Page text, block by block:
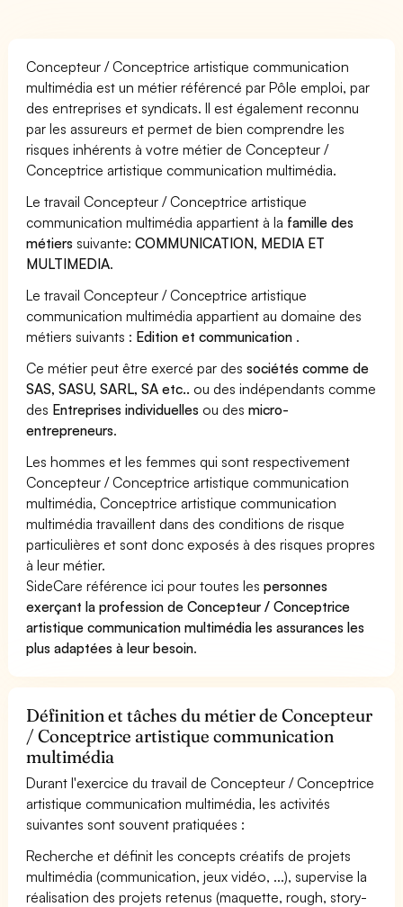
Concepteur / Conceptrice artistique communication
multimédia est un métier référencé par Pôle emploi, par
des entreprises et syndicats. Il est également reconnu
par les assureurs et permet de bien comprendre les
risques inhérents à votre métier de Concepteur /
Conceptrice artistique communication multimédia.
Le travail Concepteur / Conceptrice artistique
communication multimédia appartient à la famille des
métiers suivante:COMMUNICATION, MEDIA ET
MULTIMEDIA.
Le travail Concepteur / Conceptrice artistique
communication multimédia appartient au domaine des
métiers suivants : Edition et communication .
Ce métier peut être exercé par dessociétés comme de
SAS, SASU, SARL, SA etc.. ou des indépendants comme
des Entreprises individuelles ou desmicro-
entrepreneurs.
Les hommes et les femmes qui sont respectivement
Concepteur / Conceptrice artistique communication
multimédia, Conceptrice artistique communication
multimédia travaillent dans des conditions de risque
particulières et sont donc exposés à des risques propres
à leur métier.
SideCare référence ici pour toutes lespersonnes
exerçant la profession de Concepteur / Conceptrice
artistique communication multimédia les assurances les
plus adaptées à leur besoin.
Définition et tâches du métier de Concepteur
/ Conceptrice artistique communication
multimédia
Durant l'exercice du travail de Concepteur / Conceptrice
artistique communication multimédia, les activités
suivantes sont souvent pratiquées :
Recherche et définit les concepts créatifs de projets
multimédia (communication, jeux vidéo, ...), supervise la
réalisation des projets retenus (maquette, rough, story-